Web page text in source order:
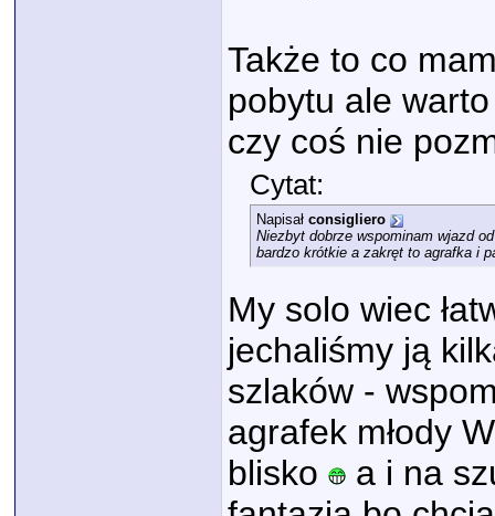
Także to co
pobytu ale
czy coś nie
Cytat:
Napisał consigliero
Niezbyt dobrze wspominam wjazd
bardzo krótkie a zakręt to agrafka i
My solo wiec
jechaliśmy ją
szlaków -
agrafek młody
blisko
a i na